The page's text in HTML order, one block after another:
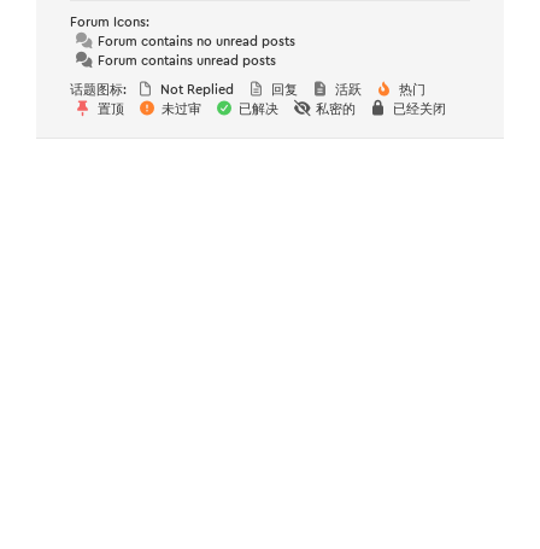
Forum Icons:
Forum contains no unread posts
Forum contains unread posts
话题图标: Not Replied 回复 活跃
热门
置顶
未过审 已解决 私密的 已经关闭